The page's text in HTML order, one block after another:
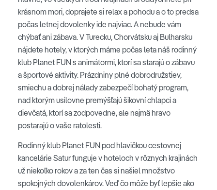
krásnom mori, doprajete si relax a pohodu a o to predsa
počas letnej dovolenky ide najviac. A nebude vám
chýbať ani zábava. V Turecku, Chorvátsku aj Bulharsku
nájdete hotely, v ktorých máme počas leta náš rodinný
klub Planet FUN s animátormi, ktorí sa starajú o zábavu
a športové aktivity. Prázdniny plné dobrodružstiev,
smiechu a dobrej nálady zabezpečí bohatý program,
nad ktorým usilovne premýšľajú šikovní chlapci a
dievčatá, ktorí sa zodpovedne, ale najmä hravo
postarajú o vaše ratolesti.
Rodinný klub Planet FUN pod hlavičkou cestovnej
kancelárie Satur funguje v hoteloch v rôznych krajinách
už niekoľko rokov a za ten čas si našiel množstvo
spokojných dovolenkárov. Veď čo môže byť lepšie ako